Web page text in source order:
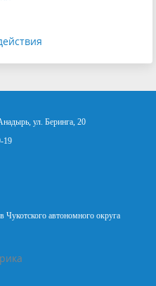
ул. Беринга, 20
19
Чукотского автономного округа